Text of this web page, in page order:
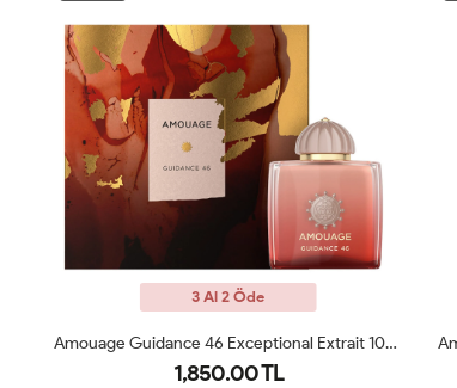
3 Al 2 Öde
Amouage Guidance 46 Exceptional Extrait 100ml Kadın Parfüm ARC
1,850.00 TL